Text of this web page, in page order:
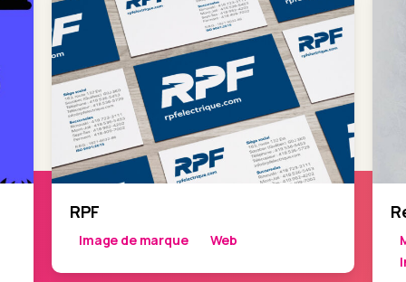
RPF
Image de marque Web